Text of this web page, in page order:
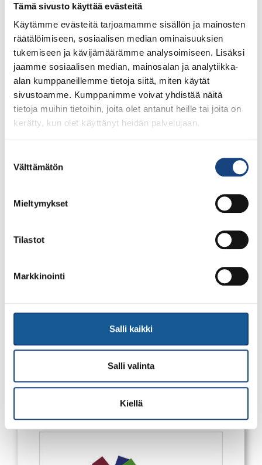
Tämä sivusto käyttää evästeitä
Käytämme evästeitä tarjoamamme sisällön ja mainosten
räätälöimiseen, sosiaalisen median ominaisuuksien
tukemiseen ja kävijämäärämme analysoimiseen. Lisäksi
jaamme sosiaalisen median, mainosalan ja analytiikka-
alan kumppaneillemme tietoja siitä, miten käytät
sivustoamme. Kumppanimme voivat yhdistää näitä
tietoja muihin tietoihin, joita olet antanut heille tai joita on
kerätty, kun olet käyttänyt heidän palvelujaan.
valinta
Välttämätön
Mieltymykset
Tilastot
Markkinointi
Salli kaikki
Salli valinta
Kiellä
Bläk Boks